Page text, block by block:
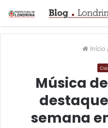
Início
Música
semana